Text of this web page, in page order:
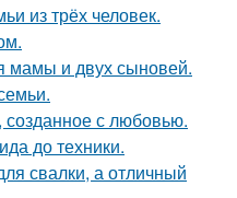
из трёх человек.
мамы и двух сыновей.
с любовью.
до техники.
свалки, а отличный